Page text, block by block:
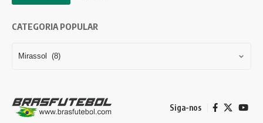
CATEGORIA POPULAR
Siga-nos